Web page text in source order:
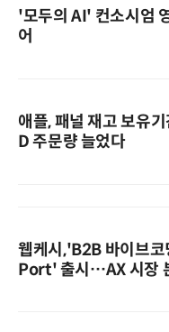
'모두의 AI' 컨소시엄
어
애플, 패널 재고 보유
D 주문량 늘었다
웹케시,'B2B 바이브
Port' 출시…AX 시장